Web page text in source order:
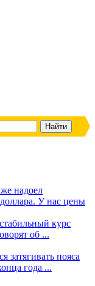
надоел
У нас цены
курс
об ...
затягивать пояса
года ...